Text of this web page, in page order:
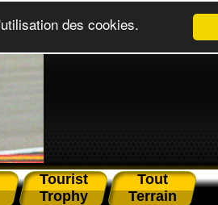
Tourist
Trophy
Tout
Terrain
des cookies.